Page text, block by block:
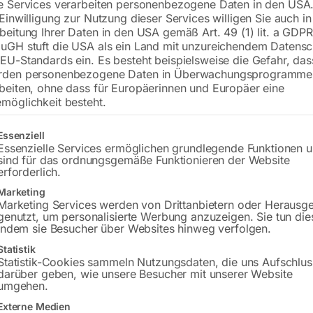
inkl. MwSt. zzgl.Versandkosten
Lieferzeit:ca. 3 – 5 Werktage
Versandkosten Standard (Österreich):€
Bitte beachten Sie: Die Versandkosten
Gerne
Services verarbeiten personenbezogene Daten in den
zur Nutzung dieser Services willigen Sie auch
Ihrer Daten in den USA gemäß Art. 49 (1) lit. a
stuft die USA als ein Land mit unzureichendem
Standards ein. Es besteht beispielsweise die Gefahr,
personenbezogene Daten in
ohne dass für Europäerinnen und Europäer eine
besteht.
eine Liste der Service-Gruppen, für die eine Einwilligung erteilt
Services ermöglichen grundlegende Funktionen
für das ordnungsgemäße Funktionieren der Website
Services werden von Drittanbietern oder
um personalisierte Werbung anzuzeigen. Sie tun
sie Besucher über Websites hinweg verfolgen.
Cookies sammeln Nutzungsdaten, die uns
geben, wie unsere Besucher mit unserer Website
Medien